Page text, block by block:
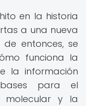
en la historia
a una nueva
entonces, se
funciona la
la información
para el
molecular y la